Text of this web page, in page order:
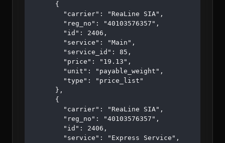
      {
        "carrier": "ReaLine SIA",
        "reg_no": "40103576357",
        "id": 2406,
        "service": "Main",
        "service_id": 85,
        "price": "19.13",
        "unit": "payable_weight",
        "type": "price_list"
      },
      {
        "carrier": "ReaLine SIA",
        "reg_no": "40103576357",
        "id": 2406,
        "service": "Express Service",